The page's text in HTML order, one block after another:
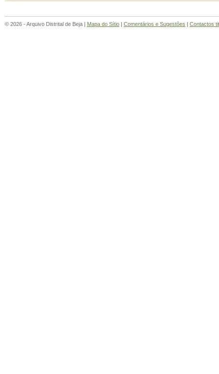
© 2026 - Arquivo Distrital de Beja | Mapa do Sítio | Comentários e Sugestões | Contactos